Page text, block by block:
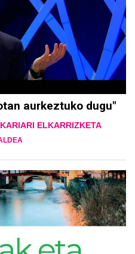
aurkeztuko dugu"
ELKARRIZKETA